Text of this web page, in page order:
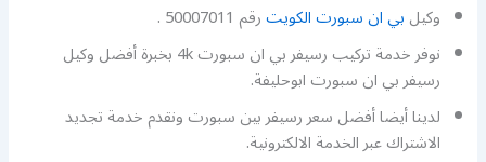
وكيلبي ان سبورت الكويترقم 50007011 .
نوفر خدمة تركيب رسيفر بي ان سبورت 4k بخبرة أفضل وكيل
رسيفر بي ان سبورت ابوحليفة.
لدينا أيضا أفضل سعر رسيفر بين سبورت ونقدم خدمة تجديد
الاشتراك عبر الخدمة الالكترونية.